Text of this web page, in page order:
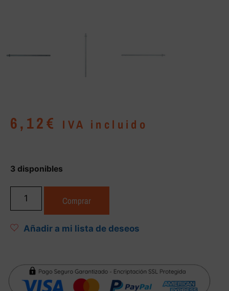
6,12€ IVA incluido
3 disponibles
Comprar
Añadir a mi lista de deseos